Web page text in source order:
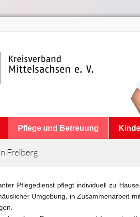
Pflege und Betreuung
Freiberg
Pflegedienst pflegt individuell zu Hause,
Umgebung, in Zusammenarbeit